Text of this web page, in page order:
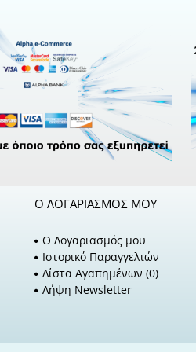
Ο ΛΟΓΑΡΙΑΣΜΌΣ ΜΟΥ
O Λογαριασμός μου
Ιστορικό Παραγγελιών
Λίστα Αγαπημένων (0)
Λήψη Newsletter